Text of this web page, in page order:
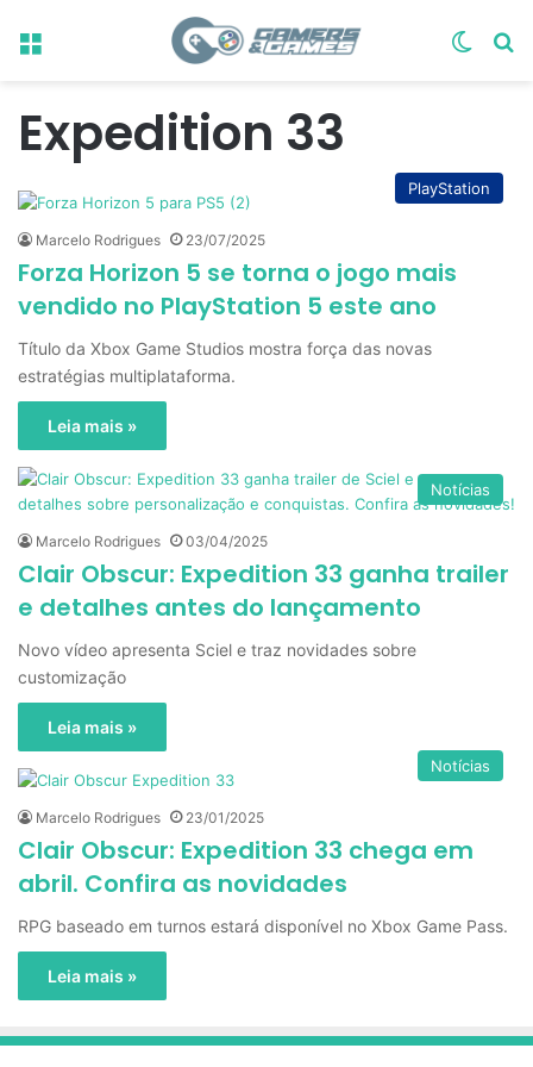
Menu
Expedition 33
PlayStation
Marcelo Rodrigues 23/07/2025
Forza Horizon 5 se torna o jogo mais
vendido no PlayStation 5 este ano
Título da Xbox Game Studios mostra força das novas
estratégias multiplataforma.
Leia mais »
Notícias
Marcelo Rodrigues 03/04/2025
Clair Obscur: Expedition 33 ganha trailer
e detalhes antes do lançamento
Novo vídeo apresenta Sciel e traz novidades sobre
customização
Leia mais »
Notícias
Marcelo Rodrigues 23/01/2025
Clair Obscur: Expedition 33 chega em
abril. Confira as novidades
RPG baseado em turnos estará disponível no Xbox Game Pass.
Leia mais »